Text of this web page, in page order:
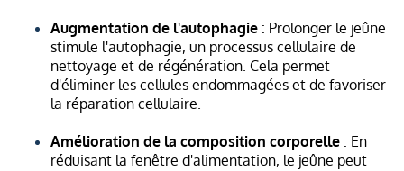
Augmentation de l'autophagie : Prolonger le jeûne
stimule l'autophagie, un processus cellulaire de
nettoyage et de régénération. Cela permet
d'éliminer les cellules endommagées et de favoriser
la réparation cellulaire.
Amélioration de la composition corporelle : En
réduisant la fenêtre d'alimentation, le jeûne peut